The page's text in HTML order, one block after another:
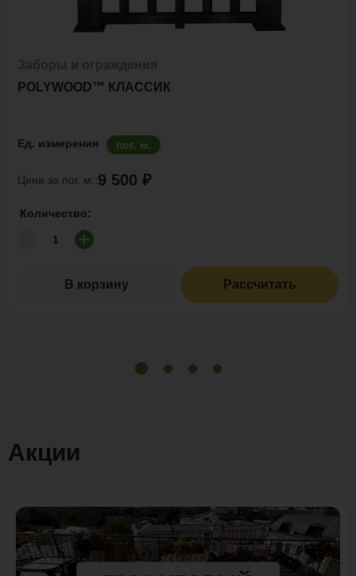
POLYWOOD™ КЛАССИК
Ед. измерения пог. м.
Цена за пог. м.:9 500 ₽
Количество:
В корзину Рассчитать
Акции